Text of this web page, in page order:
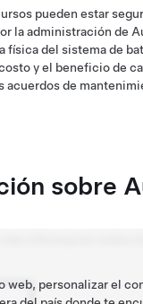
pueden estar
la administración de
física del sistema de
y el beneficio de
acuerdos de
sobre
web, personalizar el